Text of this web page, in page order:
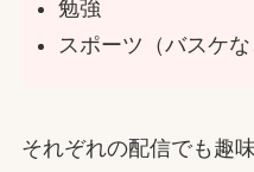
勉強
スポーツ（バスケな
それぞれの配信でも趣